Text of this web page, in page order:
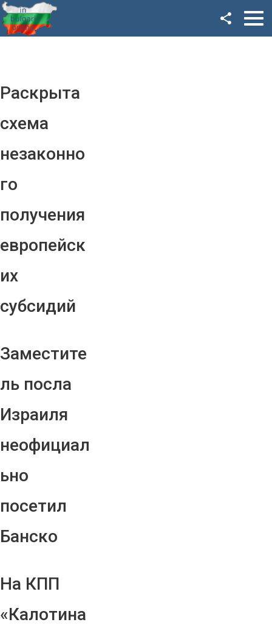
Раскрыта
схема
незаконно
го
получения
европейск
их
субсидий
Заместите
ль посла
Израиля
неофициал
ьно
посетил
Банско
На КПП
«Калотина